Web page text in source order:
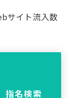
サイト流入数
指名検索